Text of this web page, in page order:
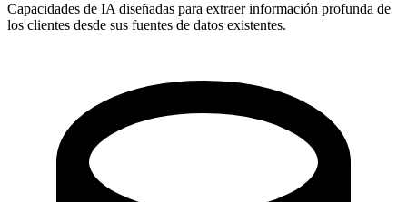
Capacidades de IA diseñadas para extraer información profunda de
los clientes desde sus fuentes de datos existentes.